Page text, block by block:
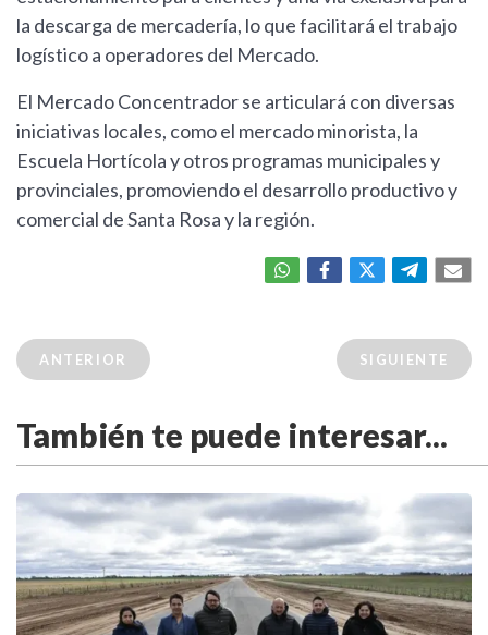
la descarga de mercadería, lo que facilitará el trabajo
logístico a operadores del Mercado.
El Mercado Concentrador se articulará con diversas
iniciativas locales, como el mercado minorista, la
Escuela Hortícola y otros programas municipales y
provinciales, promoviendo el desarrollo productivo y
comercial de Santa Rosa y la región.
ANTERIOR SIGUIENTE
También te puede interesar...